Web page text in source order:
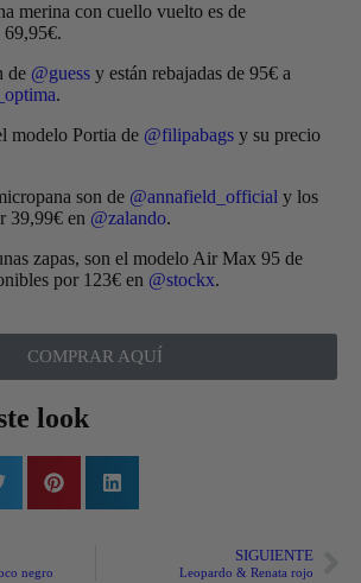
merina con cuello vuelto es de
69,95€.
de @guess y están rebajadas de 95€ a
.
modelo Portia de @filipabags y su precio
son de @annafield_official y los
39,99€ en @zalando.
zapas, son el modelo Air Max 95 de
por 123€ en @stockx.
COMPRAR AQUÍ
look
negro
SIGUIENTE
Leopardo & Renata rojo